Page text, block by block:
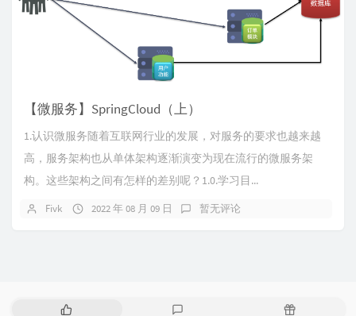
【微服务】SpringCloud（上）
1.认识微服务随着互联网行业的发展，对服务的要求也越来越
高，服务架构也从单体架构逐渐演变为现在流行的微服务架
构。这些架构之间有怎样的差别呢？1.0.学习目...
Fivk 2022 年 08 月 09 日 暂无评论
热
随